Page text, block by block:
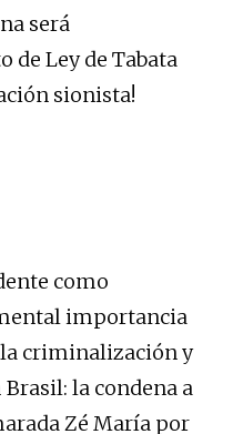
será
de Ley de Tabata
sionista!
como
importancia
criminalización y
la condena a
Zé María por